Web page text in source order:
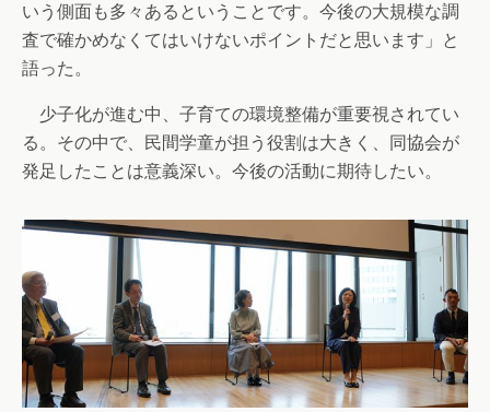
いう側面も多々あるということです。今後の大規模な調
査で確かめなくてはいけないポイントだと思います」と
語った。
少子化が進む中、子育ての環境整備が重要視されてい
る。その中で、民間学童が担う役割は大きく、同協会が
発足したことは意義深い。今後の活動に期待したい。